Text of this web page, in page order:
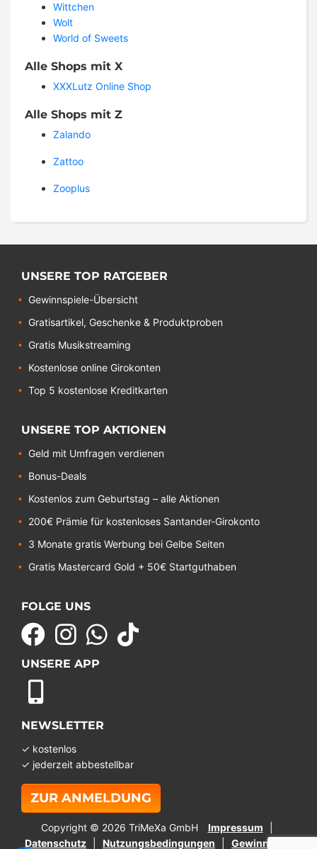
Wittchen
Wolt
World of Sweets
Alle Shops mit X
XXXLutz Online Shop
Alle Shops mit Z
Zalando
Zattoo
Zooplus
UNSERE TOP RATGEBER
Gewinnspiele-Übersicht
Gratisartikel, Geschenke & Produktproben
Gratis Musikstreaming
Kostenlose online Girokonten
Top 5 kostenlose Kreditkarten
UNSERE TOP AKTIONEN
Geld mit Umfragen verdienen
Bonus-Deals
Kostenlos zum Geburtstag – alle Aktionen
200€ Prämie für kostenloses Santander-Girokonto
3 Monate gratis Werbung bei Gelbe Seiten
Gratis Mastercard Gold + 50€ Startguthaben
FOLGE UNS
UNSERE APP
NEWSLETTER
✓ kostenlos
✓ jederzeit abbestellbar
ZUR ANMELDUNG
Copyright © 2026 TriMeXa GmbH
Impressum
Datenschutz
Nutzungsbedingungen Gewinnspiel